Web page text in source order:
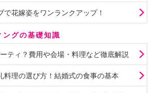
花嫁姿をワンランクアップ！
グの基礎知識
ティ？費用や会場・料理など徹底解説
料理の選び方！結婚式の食事の基本